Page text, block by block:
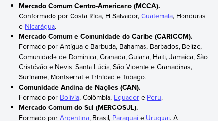
Mercado Comum Centro-Americano (MCCA).
Conformado por Costa Rica, El Salvador,Guatemala, Honduras
e Nicarágua.
Mercado Comum e Comunidade do Caribe (CARICOM).
Formado por Antígua e Barbuda, Bahamas, Barbados, Belize,
Comunidade de Dominica, Granada, Guiana, Haiti, Jamaica, São
Cristóvão e Nevis, Santa Lúcia, São Vicente e Granadinas,
Suriname, Montserrat e Trinidad e Tobago.
Comunidade Andina de Nações (CAN).
Formado por Bolívia, Colômbia, Equador e Peru.
Mercado Comum do Sul (MERCOSUL).
Formado porArgentina, Brasil, Paraguai e Uruguai. A